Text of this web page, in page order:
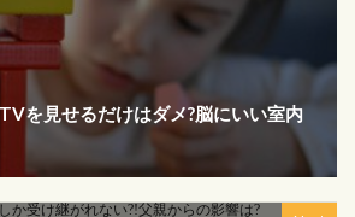
を見せるだけはダメ?脳にいい室内